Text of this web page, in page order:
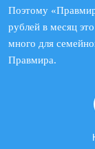
Поэтому
рублей в месяц
много для
Правмира.